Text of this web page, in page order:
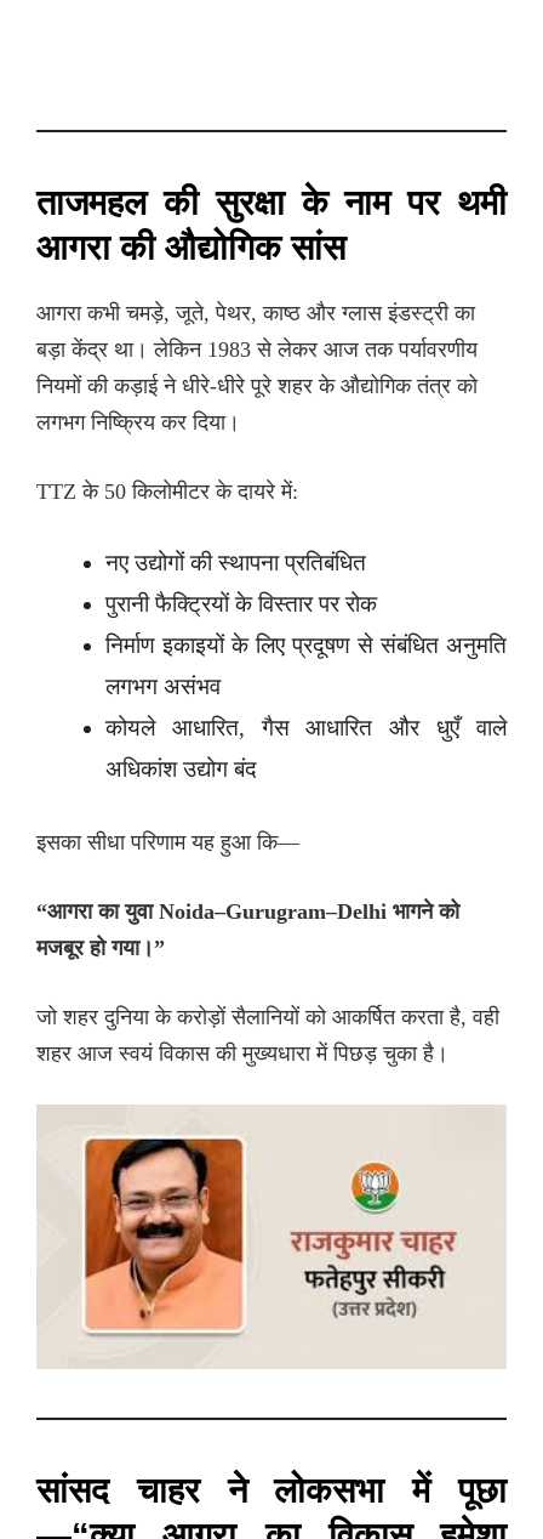
ताजमहल की सुरक्षा के नाम पर थमी
आगरा की औद्योगिक सांस
आगरा कभी चमड़े, जूते, पेथर, काष्ठ और ग्लास इंडस्ट्री का
बड़ा केंद्र था। लेकिन 1983 से लेकर आज तक पर्यावरणीय
नियमों की कड़ाई ने धीरे-धीरे पूरे शहर के औद्योगिक तंत्र को
लगभग निष्क्रिय कर दिया।
TTZ के 50 किलोमीटर के दायरे में:
नए उद्योगों की स्थापना प्रतिबंधित
पुरानी फैक्ट्रियों के विस्तार पर रोक
निर्माण इकाइयों के लिए प्रदूषण से संबंधित अनुमति
लगभग असंभव
कोयले आधारित, गैस आधारित और धुएँ वाले
अधिकांश उद्योग बंद
इसका सीधा परिणाम यह हुआ कि—
“आगरा का युवा Noida–Gurugram–Delhi भागने को
मजबूर हो गया।”
जो शहर दुनिया के करोड़ों सैलानियों को आकर्षित करता है, वही
शहर आज स्वयं विकास की मुख्यधारा में पिछड़ चुका है।
सांसद चाहर ने लोकसभा में पूछा